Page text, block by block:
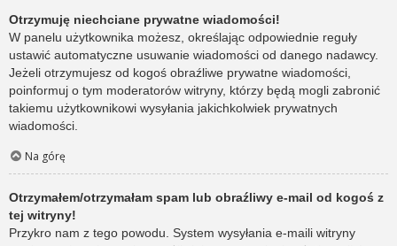
Otrzymuję niechciane prywatne wiadomości!
W panelu użytkownika możesz, określając odpowiednie reguły
ustawić automatyczne usuwanie wiadomości od danego nadawcy.
Jeżeli otrzymujesz od kogoś obraźliwe prywatne wiadomości,
poinformuj o tym moderatorów witryny, którzy będą mogli zabronić
takiemu użytkownikowi wysyłania jakichkolwiek prywatnych
wiadomości.
Na górę
Otrzymałem/otrzymałam spam lub obraźliwy e-mail od kogoś z
tej witryny!
Przykro nam z tego powodu. System wysyłania e-maili witryny